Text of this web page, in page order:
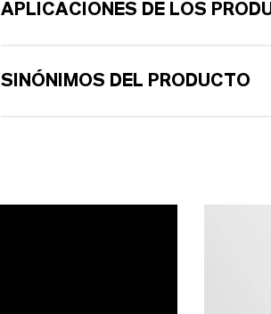
APLICACIONES DE LOS
SINÓNIMOS DEL PRODUCTO